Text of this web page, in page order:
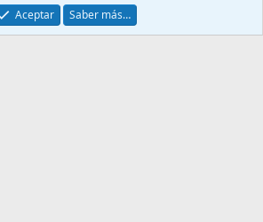
® © 2010-2024 XenForo Ltd.
Aceptar
Saber más…